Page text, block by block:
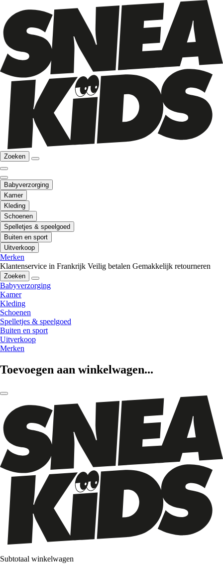
Zoeken
Babyverzorging
Kamer
Kleding
Schoenen
Spelletjes & speelgoed
Buiten en sport
Uitverkoop
Merken
Klantenservice in Frankrijk Veilig betalen Gemakkelijk retourneren
Zoeken
Babyverzorging
Kamer
Kleding
Schoenen
Spelletjes & speelgoed
Buiten en sport
Uitverkoop
Merken
Toevoegen aan winkelwagen...
Subtotaal winkelwagen